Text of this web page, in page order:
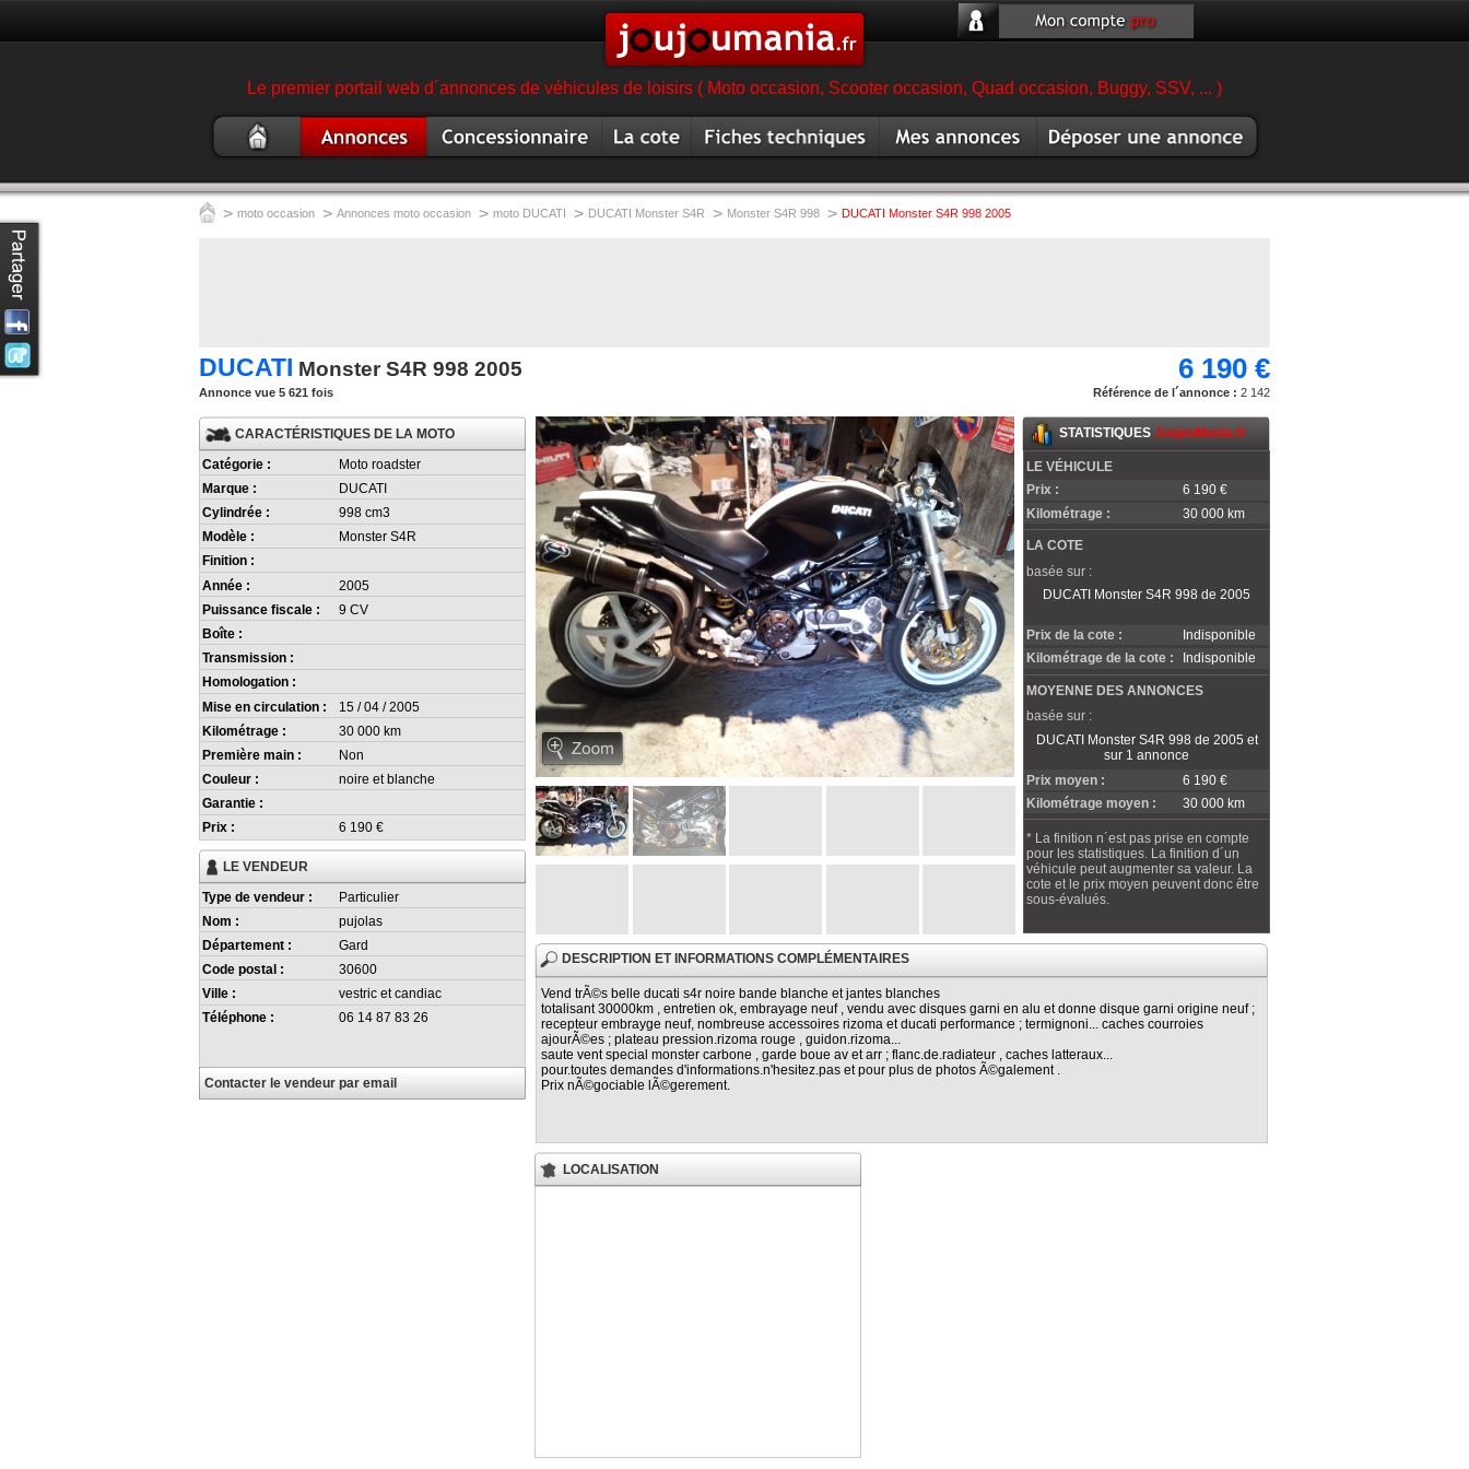
Le premier portail web d´annonces de véhicules de loisirs ( Moto occasion, Scooter occasion, Quad occasion, Buggy, SSV, ... )
occasion
garage magasin moto
occasion
> moto occasion > Annonces moto occasion > moto DUCATI > DUCATI Monster S4R > Monster S4R 998 > DUCATI Monster S4R 998 2005
DUCATI Monster S4R 998 2005 6 190 €
Annonce vue 5 621 fois Référence de l´annonce : 2 142
CARACTÉRISTIQUES DE LA MOTO
Catégorie :
Moto roadster
Marque :
DUCATI
Cylindrée :
998 cm3
Modèle :
Monster S4R
Finition :
Année :
2005
Puissance fiscale :
9 CV
Boîte :
Transmission :
Homologation :
Mise en circulation :
15 / 04 / 2005
Kilométrage :
30 000 km
Première main :
Non
Couleur :
noire et blanche
Garantie :
Prix :
6 190 €
LE VENDEUR
Type de vendeur :
Particulier
Nom :
pujolas
Département :
Gard
Code postal :
30600
Ville :
vestric et candiac
Téléphone :
06 14 87 83 26
Contacter le vendeur par email
STATISTIQUES JoujouMania.fr
LE VÉHICULE
Prix :
6 190 €
Kilométrage :
30 000 km
LA COTE
basée sur :
DUCATI Monster S4R 998 de 2005
Prix de la cote :
Indisponible
Kilométrage de la cote :
Indisponible
MOYENNE DES ANNONCES
basée sur :
DUCATI Monster S4R 998 de 2005 et
sur 1 annonce
Prix moyen :
6 190 €
Kilométrage moyen :
30 000 km
* La finition n´est pas prise en compte
pour les statistiques. La finition d´un
véhicule peut augmenter sa valeur. La
cote et le prix moyen peuvent donc être
sous-évalués.
DESCRIPTION ET INFORMATIONS COMPLÉMENTAIRES
Vend trÃ©s belle ducati s4r noire bande blanche et jantes blanches
totalisant 30000km , entretien ok, embrayage neuf , vendu avec disques garni en alu et donne disque garni origine neuf ;
recepteur embrayge neuf, nombreuse accessoires rizoma et ducati performance ; termignoni... caches courroies
ajourÃ©es ; plateau pression.rizoma rouge , guidon.rizoma...
saute vent special monster carbone , garde boue av et arr ; flanc.de.radiateur , caches latteraux...
pour.toutes demandes d'informations.n'hesitez.pas et pour plus de photos Ã©galement .
Prix nÃ©gociable lÃ©gerement.
LOCALISATION